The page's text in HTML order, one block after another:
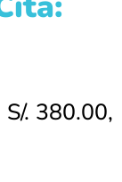
. 380.00,